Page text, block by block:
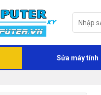
kiếm:
Sửa máy tính